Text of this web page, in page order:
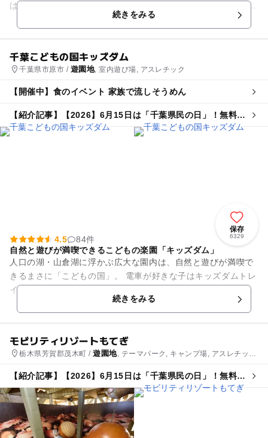
は、1954年に開園した日本有数の『昭和生まれ』の遊園地。
続きをみる
千葉こどもの国キッズダム
千葉県市原市 / 遊園地, 室内遊び場, アスレチック
【開催中】食のイベント 家族で流しそうめん
【紹介記事】【2026】6月15日は「千葉県民の日」！無料・
割引スポット13選 県民以外もお得に♪
保存
6329
4.5
84件
自然と遊びが満喫できるこどもの楽園「キッズダム」
人口の湖・山倉湖に浮かぶ広大な園内は、自然と遊びが満喫で
きるまさに「こどもの国」。 電車が好きな子はキッズダムトレ
インを、釣りに挑戦してみたい子のために釣り堀をご用意、思
い切り体を動かしたい！...続きをみる
モビリティリゾートもてぎ
栃木県芳賀郡茂木町 /遊園地, テーマパーク, キャンプ場, アスレチッ
【紹介記事】【2026】6月15日は「千葉県民の日」！無料・
割引スポット13選 県民以外もお得に♪